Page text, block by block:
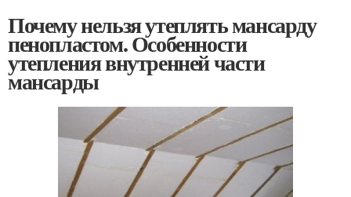
Почему нельзя утеплять мансарду
пенопластом. Особенности
утепления внутренней части
мансарды